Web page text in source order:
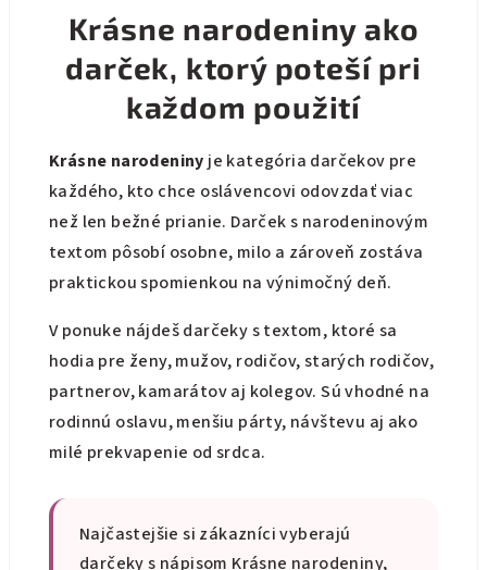
Krásne narodeniny ako
darček, ktorý poteší pri
každom použití
Krásne narodeniny je kategória darčekov pre
každého, kto chce oslávencovi odovzdať viac
než len bežné prianie. Darček s narodeninovým
textom pôsobí osobne, milo a zároveň zostáva
praktickou spomienkou na výnimočný deň.
V ponuke nájdeš darčeky s textom, ktoré sa
hodia pre ženy, mužov, rodičov, starých rodičov,
partnerov, kamarátov aj kolegov. Sú vhodné na
rodinnú oslavu, menšiu párty, návštevu aj ako
milé prekvapenie od srdca.
Najčastejšie si zákazníci vyberajú
darčeky s nápisom Krásne narodeniny,